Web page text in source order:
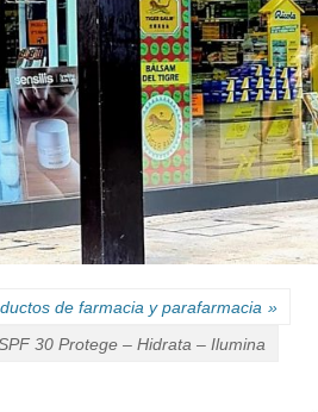
de farmacia y parafarmacia »
30 Protege – Hidrata – Ilumina